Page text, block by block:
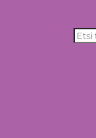
Etsi: